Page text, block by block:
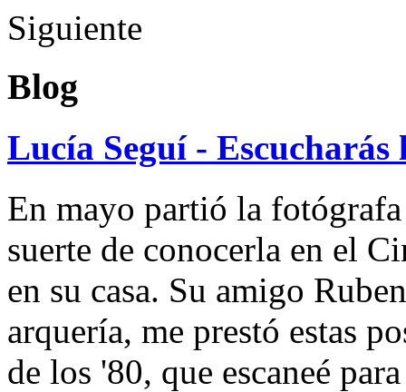
Siguiente
Blog
Lucía Seguí - Escucharás
En mayo partió la
suerte de conocerla en el
en su casa. Su amigo
arquería, me prestó estas
de los '80, que escaneé